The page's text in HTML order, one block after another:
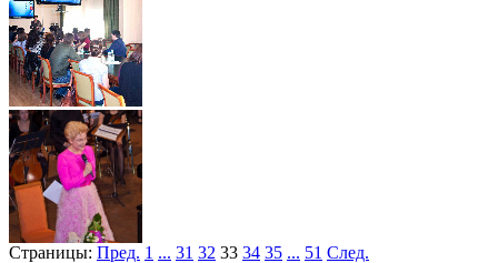
Страницы: Пред. 1 ... 31 32 33 34 35 ... 51 След.